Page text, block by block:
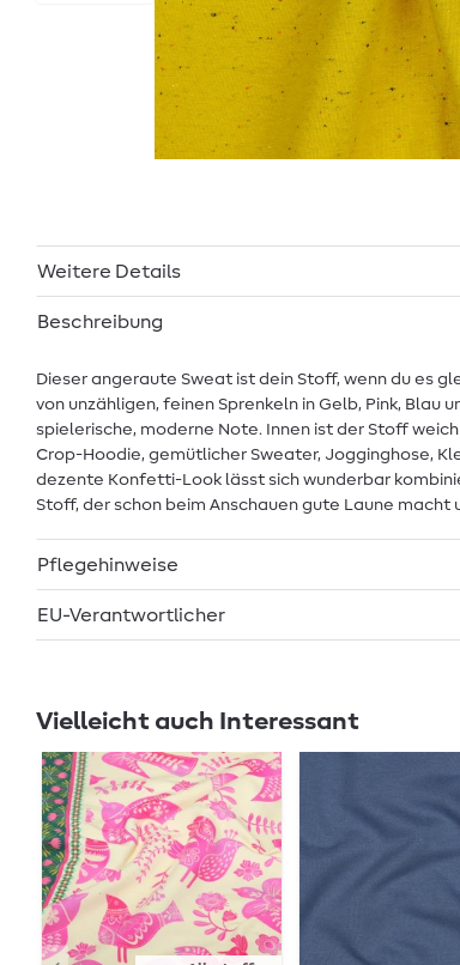
Weitere Details
Beschreibung
Dieser angeraute Sweat ist dein Stoff, wenn du es
von unzähligen, feinen Sprenkeln in Gelb, Pink,
spielerische, moderne Note. Innen ist der Stoff
Crop-Hoodie, gemütlicher Sweater, Jogginghose,
dezente Konfetti-Look lässt sich wunderbar
Stoff, der schon beim Anschauen gute Laune macht
Pflegehinweise
EU-Verantwortlicher
Vielleicht auch Interessant